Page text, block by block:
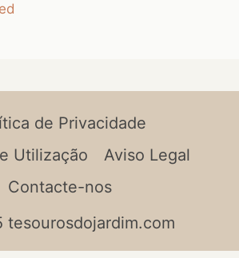
de Privacidade
Utilização
Aviso Legal
Contacte-nos